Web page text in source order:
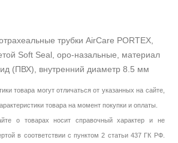
трубки AirCare PORTEX,
Soft Seal, оро-назальные, материал
(ПВХ), внутренний диаметр 8.5 мм
товара могут отличаться от указанных на сайте,
товара на момент покупки и оплаты.
о товарах носит справочный характер и не
в соответствии с пунктом 2 статьи 437 ГК РФ.